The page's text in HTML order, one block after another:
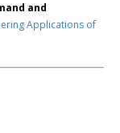
and
Applications of